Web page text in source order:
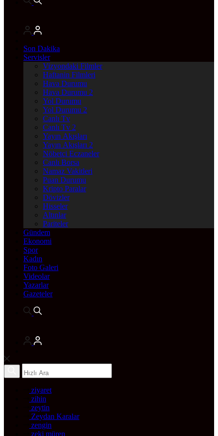
Son Dakika
Servisler
Vizyondaki Filmler
Haftanin Filmleri
Hava Durumu
Hava Durumu 2
Yol Durumu
Yol Durumu 2
Canlı Tv
Canlı Tv 2
Yayın Akışları
Yayın Akışları 2
Nöbetçi Eczaneler
Canlı Borsa
Namaz Vakitleri
Puan Durumu
Kripto Paralar
Dövizler
Hisseler
Altınlar
Pariteler
Gündem
Ekonomi
Spor
Kadın
Foto Galeri
Videolar
Yazarlar
Gazeteler
ziyaret
zihin
zeytin
Zeydan Karalar
zengin
zeki müren